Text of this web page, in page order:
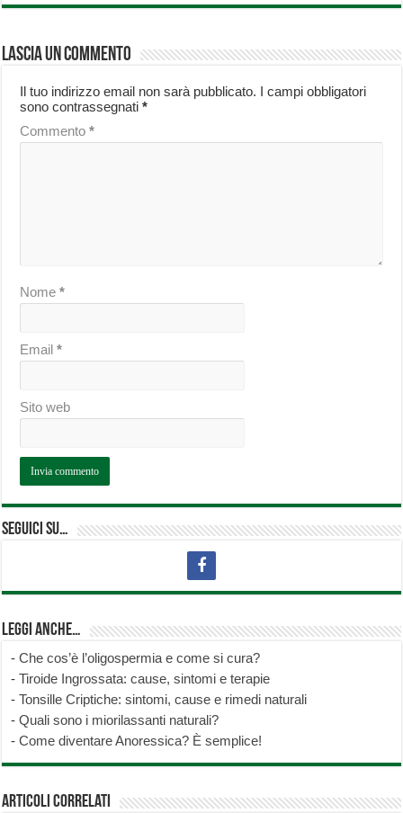
Lascia un commento
Il tuo indirizzo email non sarà pubblicato. I campi obbligatori
sono contrassegnati*
Commento*
Nome*
Email*
Sito web
Seguici su…
Leggi anche…
-Che cos’è l’oligospermia e come si cura?
-Tiroide Ingrossata: cause, sintomi e terapie
-Tonsille Criptiche: sintomi, cause e rimedi naturali
-Quali sono i miorilassanti naturali?
-Come diventare Anoressica? È semplice!
Articoli correlati